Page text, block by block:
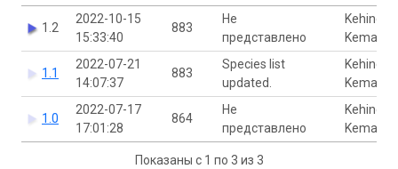
1.2
2022-10-15
15:33:40
883
Не
представлено
Kehinde
1.1
2022-07-21
14:07:37
883
Species list
updated.
Kehinde
1.0
2022-07-17
17:01:28
864
Не
представлено
Kehinde
Показаны с 1 по 3 из 3